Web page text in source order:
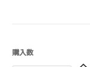
購入数